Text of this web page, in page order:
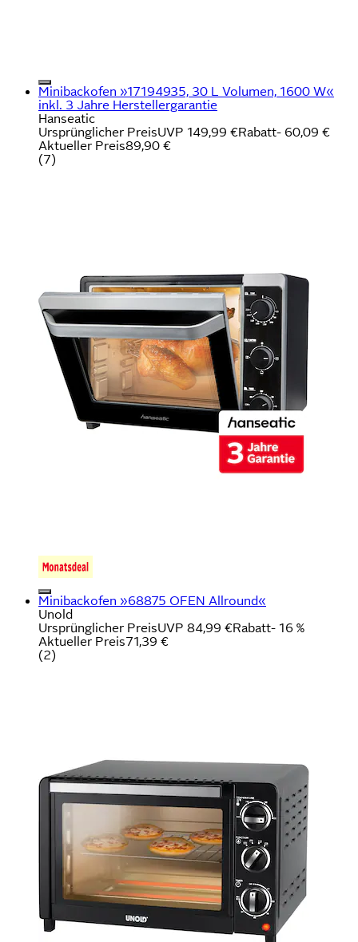
Minibackofen »17194935, 30 L Volumen, 1600 W«
inkl. 3 Jahre Herstellergarantie
Hanseatic
Ursprünglicher PreisUVP 149,99 €Rabatt- 60,09 €
Aktueller Preis89,90 €
(7)
Minibackofen »68875 OFEN Allround«
Unold
Ursprünglicher PreisUVP 84,99 €Rabatt- 16 %
Aktueller Preis71,39 €
(2)